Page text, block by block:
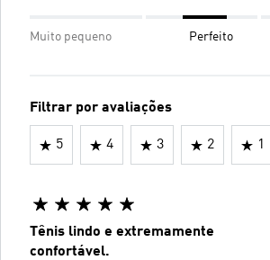
Muito pequeno Perfeito
Filtrar por avaliações
5 4 3 2 1
Tênis lindo e extremamente
confortável.